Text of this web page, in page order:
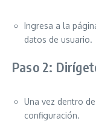
Ingresa a la
datos de usuario.
Paso 2:
Una vez dentro
configuración.